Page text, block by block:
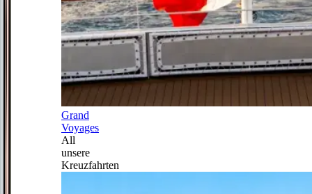
Grand
Voyages
All
unsere
Kreuzfahrten